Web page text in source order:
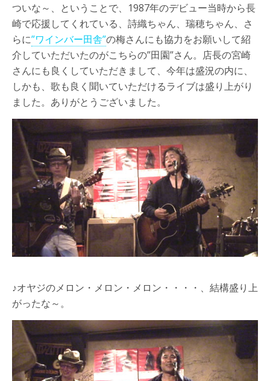
ついな～、ということで、1987年のデビュー当時から長
崎で応援してくれている、詩織ちゃん、瑞穂ちゃん、さ
らに”ワインバー田舎”の梅さんにも協力をお願いして紹
介していただいたのがこちらの”田園”さん。店長の宮崎
さんにも良くしていただきまして、今年は盛況の内に、
しかも、歌も良く聞いていただけるライブは盛り上がり
ました。ありがとうございました。
♪オヤジのメロン・メロン・メロン・・・・、結構盛り上
がったな～。